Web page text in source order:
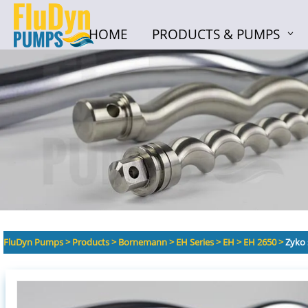
HOME PRODUCTS & PUMPS
HOME PRODUCTS & PUMPS
FluDyn Pumps>Products>Bornemann>EH Series>EH >EH 2650>Zyko